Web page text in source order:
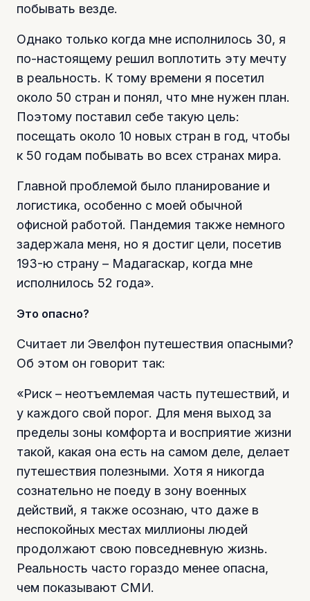
побывать везде.
Однако только когда мне исполнилось 30, я
по-настоящему решил воплотить эту мечту
в реальность. К тому времени я посетил
около 50 стран и понял, что мне нужен план.
Поэтому поставил себе такую цель:
посещать около 10 новых стран в год, чтобы
к 50 годам побывать во всех странах мира.
Главной проблемой было планирование и
логистика, особенно с моей обычной
офисной работой. Пандемия также немного
задержала меня, но я достиг цели, посетив
193-ю страну – Мадагаскар, когда мне
исполнилось 52 года».
Это опасно?
Считает ли Эвелфон путешествия опасными?
Об этом он говорит так:
«Риск – неотъемлемая часть путешествий, и
у каждого свой порог. Для меня выход за
пределы зоны комфорта и восприятие жизни
такой, какая она есть на самом деле, делает
путешествия полезными. Хотя я никогда
сознательно не поеду в зону военных
действий, я также осознаю, что даже в
неспокойных местах миллионы людей
продолжают свою повседневную жизнь.
Реальность часто гораздо менее опасна,
чем показывают СМИ.